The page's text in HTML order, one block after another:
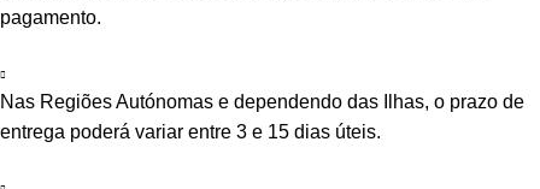
pagamento.
Nas Regiões Autónomas e dependendo das Ilhas, o prazo de
entrega poderá variar entre 3 e 15 dias úteis.